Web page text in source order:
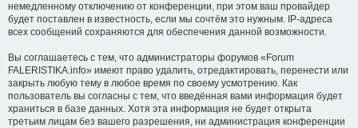
немедленному отключению от конференции, при этом ваш провайдер
будет поставлен в известность, если мы сочтём это нужным. IP-адреса
всех сообщений сохраняются для обеспечения данной возможности.
Вы соглашаетесь с тем, что администраторы форумов «Forum
FALERISTIKA.info» имеют право удалить, отредактировать, перенести или
закрыть любую тему в любое время по своему усмотрению. Как
пользователь вы согласны с тем, что введённая вами информация будет
храниться в базе данных. Хотя эта информация не будет открыта
третьим лицам без вашего разрешения, ни администрация конференции